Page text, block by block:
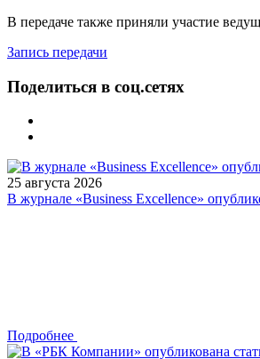
В передаче также приняли участие
Запись передачи
Поделиться в соц.сетях
25 августа 2026
В журнале «Business Excellence»
Подробнее